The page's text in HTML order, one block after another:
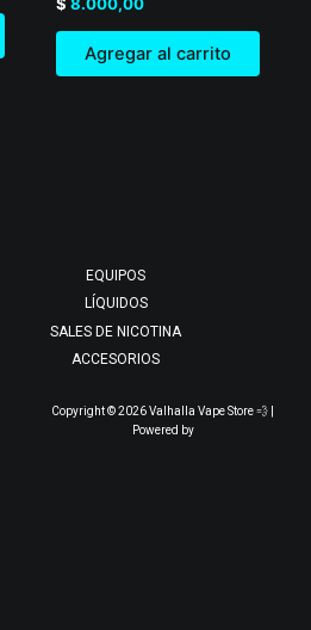
en
0
$ 8.000,00
Agregar al carrito
EQUIPOS
LÍQUIDOS
SALES DE NICOTINA
ACCESORIOS
Copyright © 2026 Valhalla Vape Store 💨 |
Powered by